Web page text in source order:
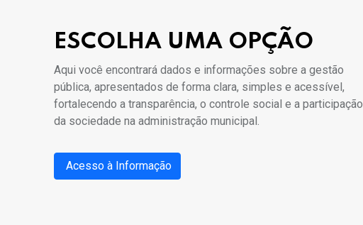
ESCOLHA UMA OPÇÃO
Aqui você encontrará dados e informações sobre a gestão
pública, apresentados de forma clara, simples e acessível,
fortalecendo a transparência, o controle social e a participação
da sociedade na administração municipal.
Acesso à Informação